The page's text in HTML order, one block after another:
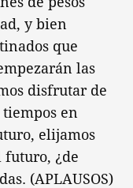
y bien
que
las
disfrutar de
en
elijamos
futuro, ¿de
(APLAUSOS)